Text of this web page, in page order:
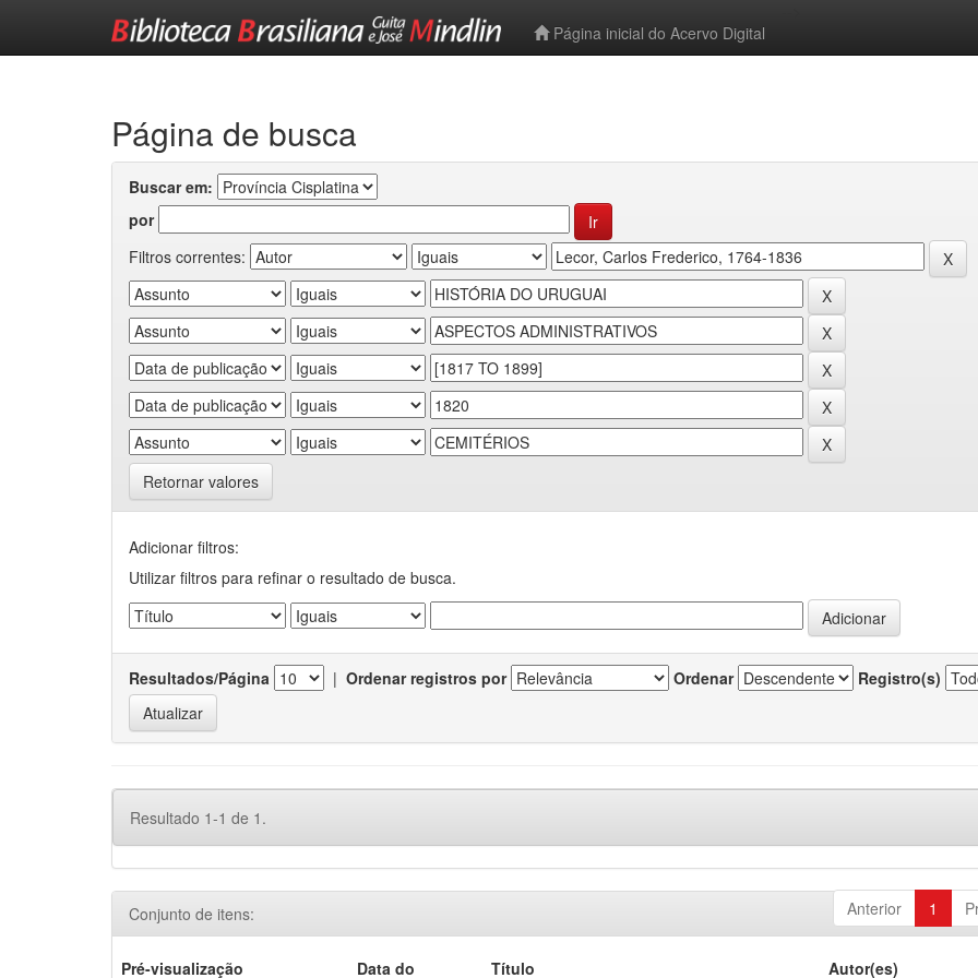
Página inicial do Acervo Digital
Página de busca
Buscar em:
por
Filtros correntes:
Retornar valores
Adicionar filtros:
Utilizar filtros para refinar o resultado de busca.
Resultados/Página | Ordenar registros por Ordenar Registro(s)
Resultado 1-1 de 1.
Anterior 1
Conjunto de itens:
Pré-visualização Data do Título Autor(es)